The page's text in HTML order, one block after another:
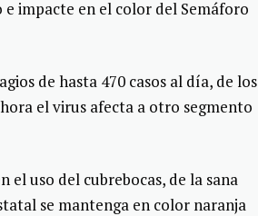
impacte en el color del Semáforo
de hasta 470 casos al día, de los
el virus afecta a otro segmento
uso del cubrebocas, de la sana
se mantenga en color naranja